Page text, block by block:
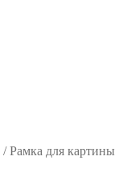
/Рамка для картины